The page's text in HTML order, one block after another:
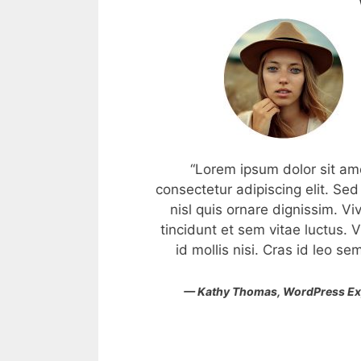
“Lorem ipsum dolor sit
consectetur adipiscing elit.
nisl quis ornare dignissim.
tincidunt et sem vitae luctus.
id mollis nisi. Cras id leo
—Kathy Thomas, WordPress
“Lorem ipsum dolor sit
consectetur adipiscing elit.
nisl quis ornare dignissim.
tincidunt et sem vitae luctus.
id mollis nisi. Cras id leo
— Eric Wood, WordPress